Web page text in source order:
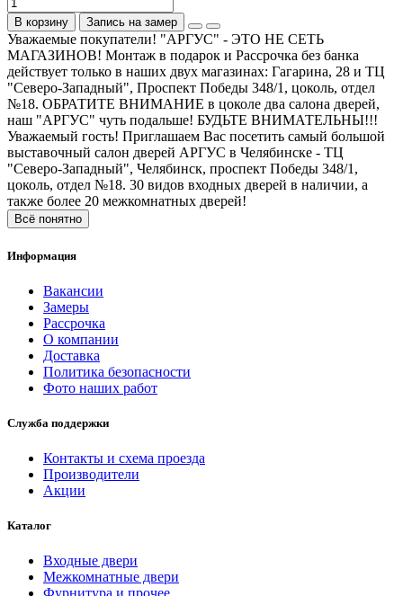
В корзину Запись на замер
Уважаемые покупатели! "АРГУС" - ЭТО НЕ СЕТЬ
МАГАЗИНОВ! Монтаж в подарок и Рассрочка без банка
действует только в наших двух магазинах: Гагарина, 28 и ТЦ
"Северо-Западный", Проспект Победы 348/1, цоколь, отдел
№18. ОБРАТИТЕ ВНИМАНИЕ в цоколе два салона дверей,
наш "АРГУС" чуть подальше! БУДЬТЕ ВНИМАТЕЛЬНЫ!!!
Уважаемый гость! Приглашаем Вас посетить самый большой
выставочный салон дверей АРГУС в Челябинске - ТЦ
"Северо-Западный", Челябинск, проспект Победы 348/1,
цоколь, отдел №18. 30 видов входных дверей в наличии, а
также более 20 межкомнатных дверей!
Всё понятно
Информация
Вакансии
Замеры
Рассрочка
О компании
Доставка
Политика безопасности
Фото наших работ
Служба поддержки
Контакты и схема проезда
Производители
Акции
Каталог
Входные двери
Межкомнатные двери